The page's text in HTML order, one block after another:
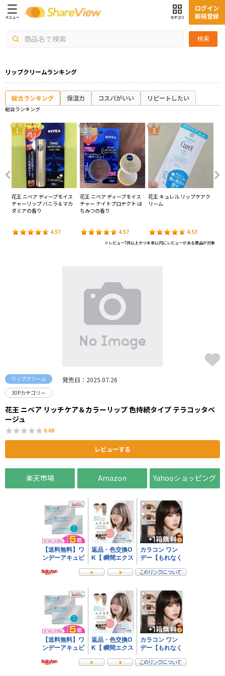
検索
ログイン
新規登録
リップクリームランキング
総合ランキング 保湿力 コスパがいい リピートしたい
総合ランキング
1
花王 ニベア ディープモイス
チャーリップ バニラ＆マカ
ダミアの香り
4.57
2
花王 ニベア ディープモイス
チャー ナイトプロテクト は
ちみつの香り
4.57
3
花王 キュレル リップケアク
リーム
4.53
※レビュー7件以上かつ半年以内にレビューがある商品が対象
リップクリーム 発売日：2025.07.26
30Pカテゴリー
花王 ニベア リッチケア＆カラーリップ 色持続タイプ テラコッタベ
ージュ
0.00
レビューする
楽天市場 Amazon Yahooショッピング